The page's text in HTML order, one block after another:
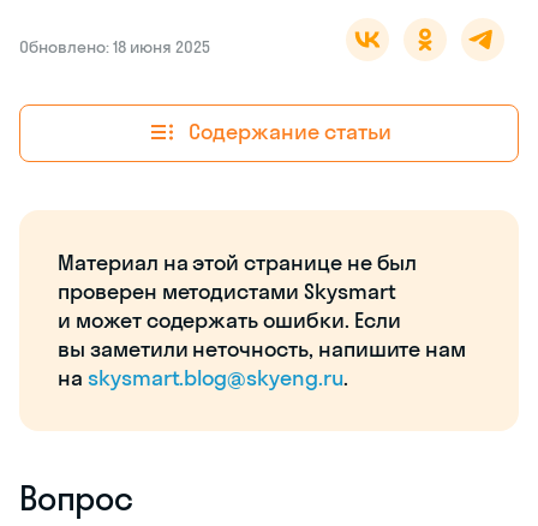
Обновлено: 18 июня 2025
Содержание статьи
Материал на этой странице не был
проверен методистами Skysmart
и может содержать ошибки. Если
вы заметили неточность, напишите нам
на skysmart.blog@skyeng.ru.
Вопрос